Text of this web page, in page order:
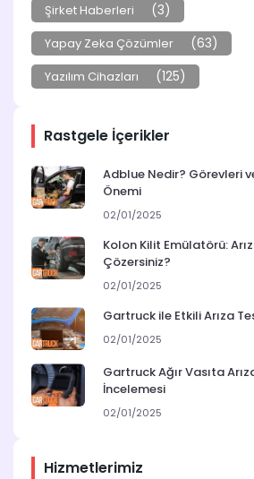
Şirket Haberleri (3)
Yapay Zeka Çözümler (63)
Yazılım Cihazları (125)
Rastgele İçerikler
Adblue Nedir? Görevleri
Önemi
02/01/2025
Kolon Kilit Emülatörü:
Çözersiniz?
02/01/2025
Gartruck ile Etkili Arıza
02/01/2025
Gartruck Ağır Vasıta
İncelemesi
02/01/2025
Hizmetlerimiz